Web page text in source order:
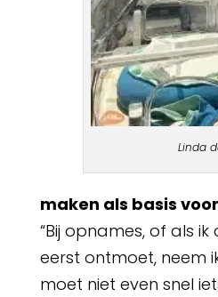
Linda
maken als basis
“Bij opnames, of als
eerst ontmoet, neem
moet niet even snel